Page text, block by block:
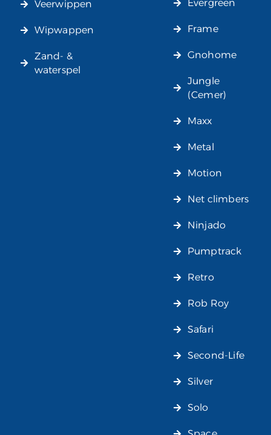
Veerwippen
Wipwappen
Zand- &
waterspel
Evergreen
Frame
Gnohome
Jungle
(Cemer)
Maxx
Metal
Motion
Net climbers
Ninjado
Pumptrack
Retro
Rob Roy
Safari
Second-Life
Silver
Solo